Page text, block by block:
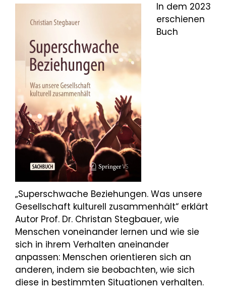
In dem 2023
erschienen
Buch
„Superschwache Beziehungen. Was unsere
Gesellschaft kulturell zusammenhält“ erklärt
Autor Prof. Dr. Christan Stegbauer, wie
Menschen voneinander lernen und wie sie
sich in ihrem Verhalten aneinander
anpassen: Menschen orientieren sich an
anderen, indem sie beobachten, wie sich
diese in bestimmten Situationen verhalten.